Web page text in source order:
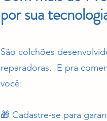
por sua
São colchões
reparadoras. E pra
você:
🎁 Cadastre-se para